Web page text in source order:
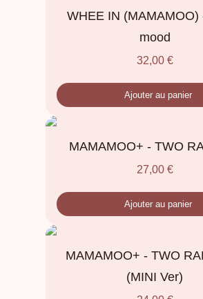
WHEE IN (MAMAMOO)
mood
32,00 €
Ajouter au panier
MAMAMOO+ - TWO
27,00 €
Ajouter au panier
MAMAMOO+ - TWO
(MINI Ver)